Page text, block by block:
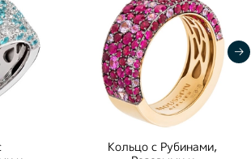
Кольцо с Рубинами,